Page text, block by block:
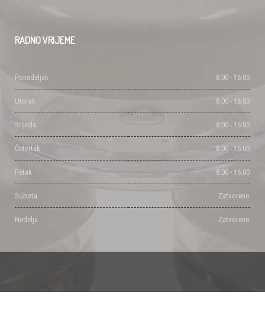
RADNOVRIJEME
Ponedeljak 8:00 - 16:00
Utorak 8:00 - 16:00
Srijeda 8:00 - 16:00
Četvrtak 8:00 - 16:00
Petak 8:00 - 16:00
Subota Zatvoreno
Nedelja Zatvoreno